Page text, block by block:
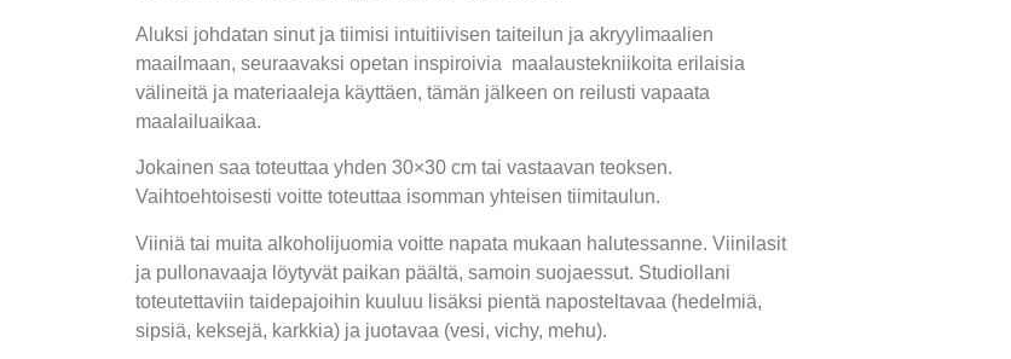
Aluksi johdatan sinut ja tiimisi intuitiivisen taiteilun ja akryylimaalien
maailmaan, seuraavaksi opetan inspiroivia maalaustekniikoita erilaisia
välineitä ja materiaaleja käyttäen, tämän jälkeen on reilusti vapaata
maalailuaikaa.
Jokainen saa toteuttaa yhden 30×30 cm tai vastaavan teoksen.
Vaihtoehtoisesti voitte toteuttaa isomman yhteisen tiimitaulun.
Viiniä tai muita alkoholijuomia voitte napata mukaan halutessanne. Viinilasit
ja pullonavaaja löytyvät paikan päältä, samoin suojaessut. Studiollani
toteutettaviin taidepajoihin kuuluu lisäksi pientä naposteltavaa (hedelmiä,
sipsiä, keksejä, karkkia) ja juotavaa (vesi, vichy, mehu).